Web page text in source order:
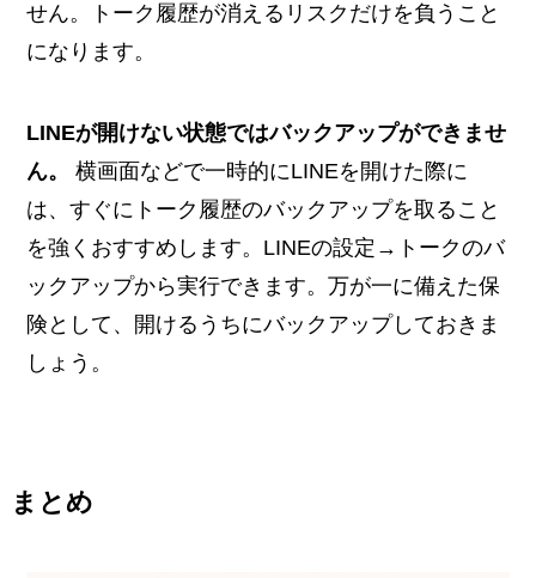
せん。トーク履歴が消えるリスクだけを負うこと
になります。
LINEが開けない状態ではバックアップができませ
ん。
横画面などで一時的にLINEを開けた際に
は、すぐにトーク履歴のバックアップを取ること
を強くおすすめします。LINEの設定→トークのバ
ックアップから実行できます。万が一に備えた保
険として、開けるうちにバックアップしておきま
しょう。
まとめ